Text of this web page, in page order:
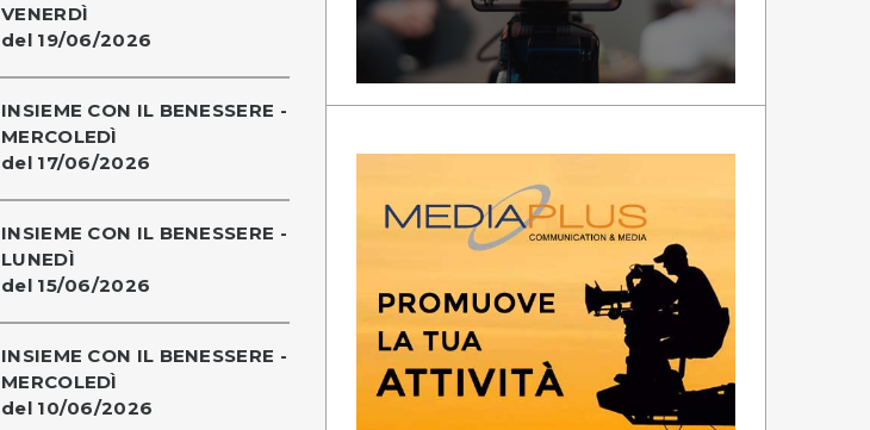
VENERDÌ
del 19/06/2026
INSIEME CON IL BENESSERE -
MERCOLEDÌ
del 17/06/2026
INSIEME CON IL BENESSERE -
LUNEDÌ
del 15/06/2026
INSIEME CON IL BENESSERE -
MERCOLEDÌ
del 10/06/2026